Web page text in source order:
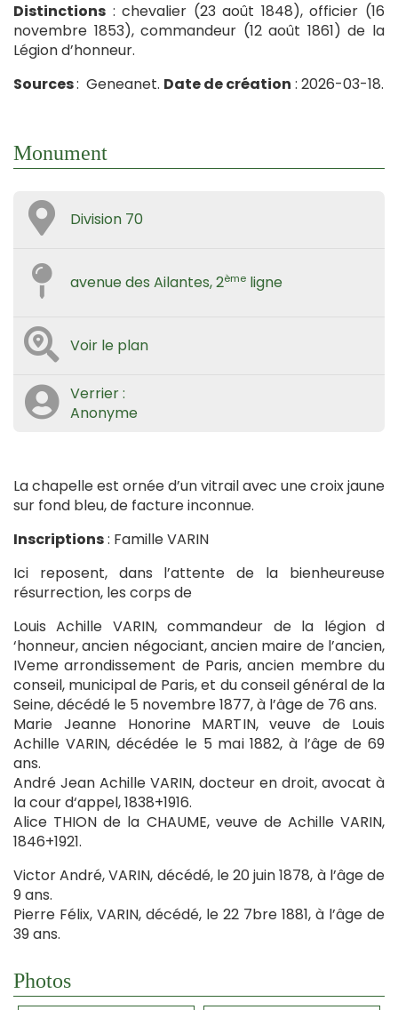
Distinctions : chevalier (23 août 1848), officier (16
novembre 1853), commandeur (12 août 1861) de la
Légion d’honneur.
Sources: Geneanet. Date de création : 2026-03-18.
Monument
Division 70
avenue des Ailantes, 2ème ligne
Voir le plan
Verrier :
Anonyme
La chapelle est ornée d’un vitrail avec une croix jaune
sur fond bleu, de facture inconnue.
Inscriptions: Famille VARIN
Ici reposent, dans l’attente de la bienheureuse
résurrection, les corps de
Louis Achille VARIN, commandeur de la légion d
‘honneur, ancien négociant, ancien maire de l’ancien,
IVeme arrondissement de Paris, ancien membre du
conseil, municipal de Paris, et du conseil général de la
Seine, décédé le 5 novembre 1877, à l’âge de 76 ans.
Marie Jeanne Honorine MARTIN, veuve de Louis
Achille VARIN, décédée le 5 mai 1882, à l’âge de 69
ans.
André Jean Achille VARIN, docteur en droit, avocat à
la cour d‘appel, 1838+1916.
Alice THION de la CHAUME, veuve de Achille VARIN,
1846+1921.
Victor André, VARIN, décédé, le 20 juin 1878, à l’âge de
9 ans.
Pierre Félix, VARIN, décédé, le 22 7bre 1881, à l’âge de
39 ans.
Photos